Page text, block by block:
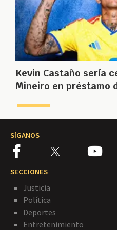
Kevin Castaño sería
Mineiro en préstamo
SÍGANOS
SECCIONES
Justicia
Política
Deportes
Entretenimiento